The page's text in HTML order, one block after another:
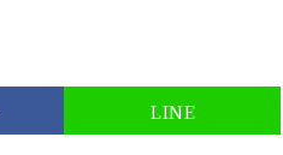
LINE